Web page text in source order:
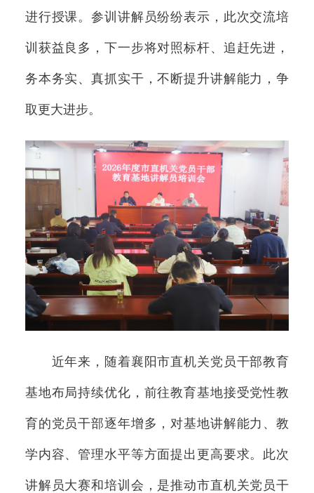
进行授课。参训讲解员纷纷表示，此次交流培
训获益良多，下一步将对照标杆、追赶先进，
务本务实、真抓实干，不断提升讲解能力，争
取更大进步。
近年来，随着襄阳市直机关党员干部教育
基地布局持续优化，前往教育基地接受党性教
育的党员干部逐年增多，对基地讲解能力、教
学内容、管理水平等方面提出更高要求。此次
讲解员大赛和培训会，是推动市直机关党员干